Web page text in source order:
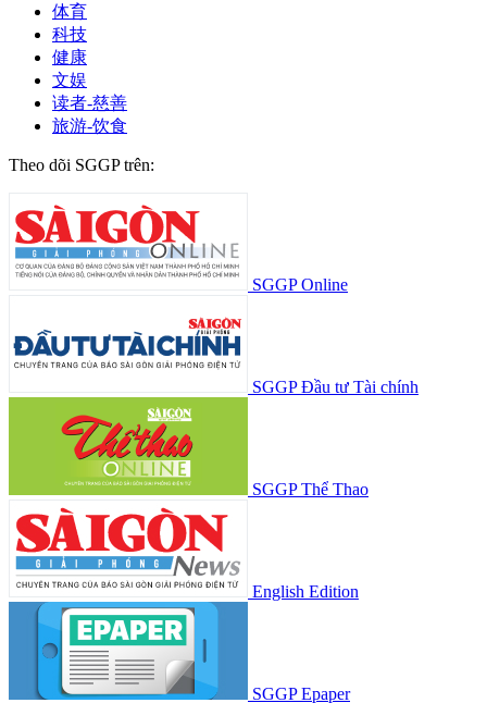
体育
科技
健康
文娱
读者-慈善
旅游-饮食
Theo dõi SGGP trên:
SGGP Online
SGGP Đầu tư Tài chính
SGGP Thể Thao
English Edition
SGGP Epaper